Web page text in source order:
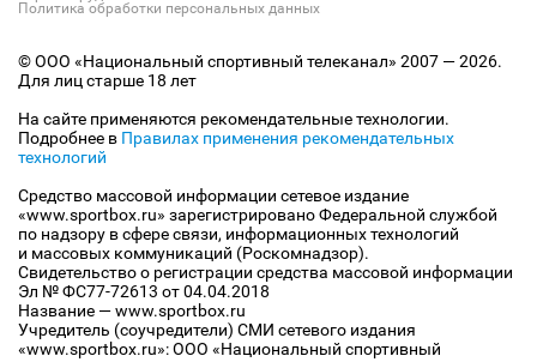
Политика обработки персональных данных
© ООО «Национальный спортивный телеканал» 2007 — 2026.
Для лиц старше 18 лет
На сайте применяются рекомендательные технологии.
Подробнее в Правилах применения рекомендательных
технологий
Средство массовой информации сетевое издание
«www.sportbox.ru» зарегистрировано Федеральной службой
по надзору в сфере связи, информационных технологий
и массовых коммуникаций (Роскомнадзор).
Свидетельство о регистрации средства массовой информации
Эл № ФС77-72613 от 04.04.2018
Название — www.sportbox.ru
Учредитель (соучредители) СМИ сетевого издания
«www.sportbox.ru»: ООО «Национальный спортивный